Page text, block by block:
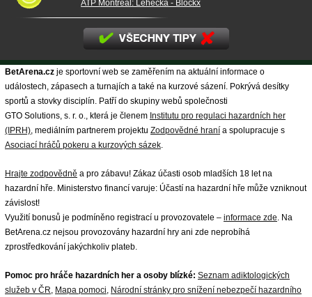
ATP Montreal: Lehečka - Blockx
BetArena.cz je sportovní web se zaměřením na aktuální informace o
událostech, zápasech a turnajích a také na kurzové sázení. Pokrývá desítky
sportů a stovky disciplín. Patří do skupiny webů společnosti
GTO Solutions, s. r. o., která je členem Institutu pro regulaci hazardních her
(IPRH), mediálním partnerem projektu Zodpovědné hraní a spolupracuje s
Asociací hráčů pokeru a kurzových sázek.
Hrajte zodpovědně a pro zábavu! Zákaz účasti osob mladších 18 let na
hazardní hře. Ministerstvo financí varuje: Účastí na hazardní hře může vzniknout
závislost!
Využití bonusů je podmíněno registrací u provozovatele – informace zde. Na
BetArena.cz nejsou provozovány hazardní hry ani zde neprobíhá
zprostředkování jakýchkoliv plateb.
Pomoc pro hráče hazardních her a osoby blízké: Seznam adiktologických
služeb v ČR, Mapa pomoci, Národní stránky pro snížení nebezpečí hazardního